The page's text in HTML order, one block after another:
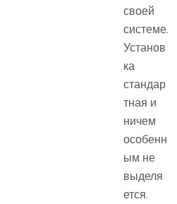
своей
системе.
Установ
ка
стандар
тная и
ничем
особенн
ым не
выделя
ется.